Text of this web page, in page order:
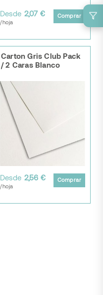
Desde 2,07 €
/hoja
Comprar
Carton Gris Club Pack
/ 2 Caras Blanco
Desde 2,56 €
/hoja
Comprar